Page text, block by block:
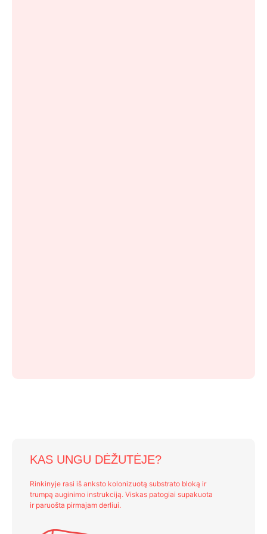
KAS UNGU DĖŽUTĖJE?
Rinkinyje rasi iš anksto kolonizuotą substrato bloką ir
trumpą auginimo instrukciją. Viskas patogiai supakuota
ir paruošta pirmajam derliui.